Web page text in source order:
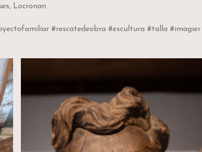
Locronan
#rescatedeobra #escultura #talla #imagier